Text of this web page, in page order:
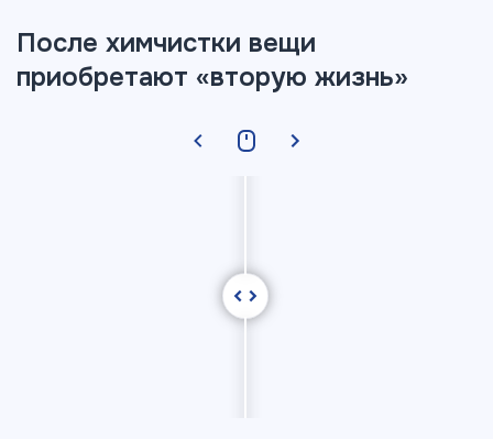
После химчистки вещи
приобретают «вторую жизнь»